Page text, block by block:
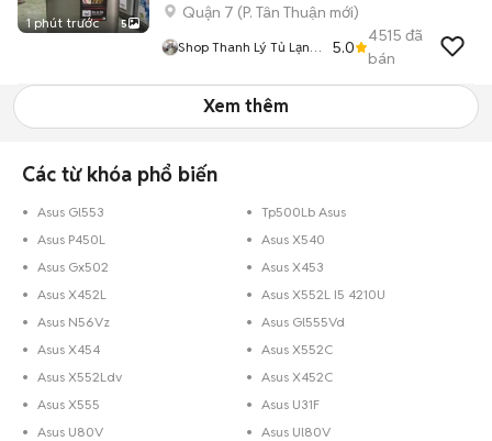
1 phút trước 5
Quận 7 (P. Tân Thuận mới)
Shop Thanh Lý Tủ Lạnh
5.0
4515 đã
bán
Xem thêm
Các từ khóa phổ biến
Asus Gl553
Tp500Lb Asus
Asus P450L
Asus X540
Asus Gx502
Asus X453
Asus X452L
Asus X552L I5 4210U
Asus N56Vz
Asus Gl555Vd
Asus X454
Asus X552C
Asus X552Ldv
Asus X452C
Asus X555
Asus U31F
Asus U80V
Asus Ul80V